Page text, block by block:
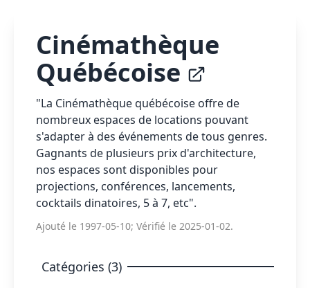
Cinémathèque
Québécoise
"La Cinémathèque québécoise offre de
nombreux espaces de locations pouvant
s'adapter à des événements de tous genres.
Gagnants de plusieurs prix d'architecture,
nos espaces sont disponibles pour
projections, conférences, lancements,
cocktails dinatoires, 5 à 7, etc".
Ajouté le 1997-05-10; Vérifié le 2025-01-02.
Catégories (3)